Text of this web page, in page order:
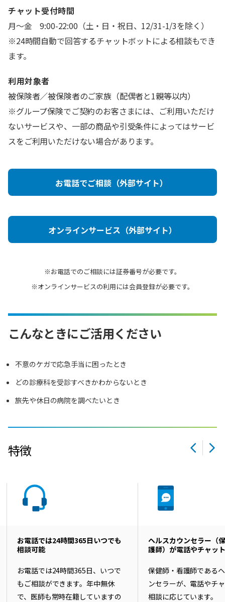
チャット受付時間
月～金 9:00-22:00（土・日・祝日、12/31-1/3を除く）
※24時間自動で回答するチャットボットによる相談もでき
ます。
利用対象者
被保険者／被保険者のご家族（配偶者と1親等以内）
※グループ保険でご契約のお客さまには、ご利用いただけ
ないサービスや、一部の商品や引受条件によってはサービ
スをご利用いただけない場合があります。
お電話でご相談（外部サイト）
オンラインサービス（外部サイト）
※お電話でのご相談には証券番号が必要です。
※オンラインサービスの利用には会員登録が必要です。
こんなときにご活用ください
不意のケガで応急手当に困ったとき
どの診療科を受診すべきかわからないとき
旅先や休日の病院を調べたいとき
特徴
お電話では24時間365日いつでも
相談可能
お電話では24時間365日、いつで
もご相談ができます。年中無休
で、医師も常時在籍していますの
ヘルスカウンセラー（
護師）が電話やチャッ
保健師・看護師である
ンセラーが、電話やチ
相談に応じています。